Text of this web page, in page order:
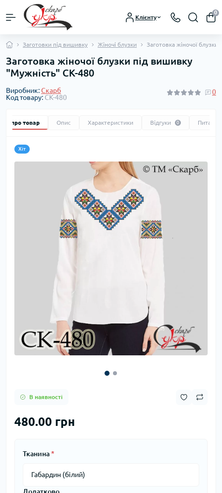
Клієнту
0
Заготовки під вишивку Жіночі блузки Заготовка жіночої
Заготовка жіночої блузки під вишивку
"Мужність" СК-480
Виробник:Скарб
Код товару: СК-480
0
про товар Опис Характеристики Відгуки 0 Питання
Хіт
В наявності
480.00 грн
Тканина*